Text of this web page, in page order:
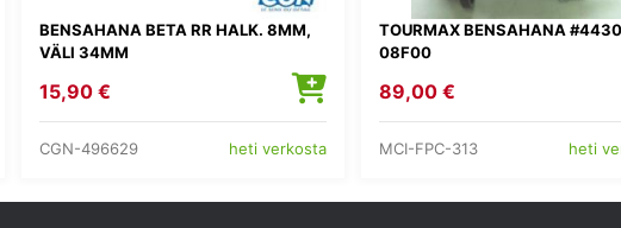
BENSAHANA BETA RR HALK. 8MM,
VÄLI 34MM
15,90 €
CGN-496629 heti verkosta
TOURMAX BENSAHANA
08F00
89,00 €
MCI-FPC-313 heti